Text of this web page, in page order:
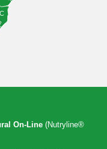
On-Line(Nutryline®